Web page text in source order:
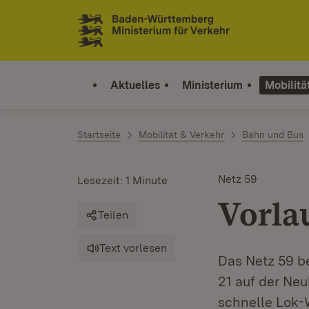
Zum Inhalt springen
Link zur Startseite
Aktuelles Ministerium
Startseite Mobilität & Verkehr Bahn und Bus
Netz 59
Das Netz 59
21 auf der
schnelle Lok-
Lesezeit: 1 Minute
Teilen
Text vorlesen